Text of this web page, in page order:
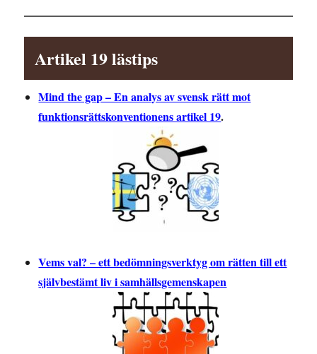
Artikel 19 lästips
Mind the gap – En analys av svensk rätt mot
funktionsrättskonventionens artikel 19.
Vems val? – ett bedömningsverktyg om rätten till ett
självbestämt liv i samhällsgemenskapen